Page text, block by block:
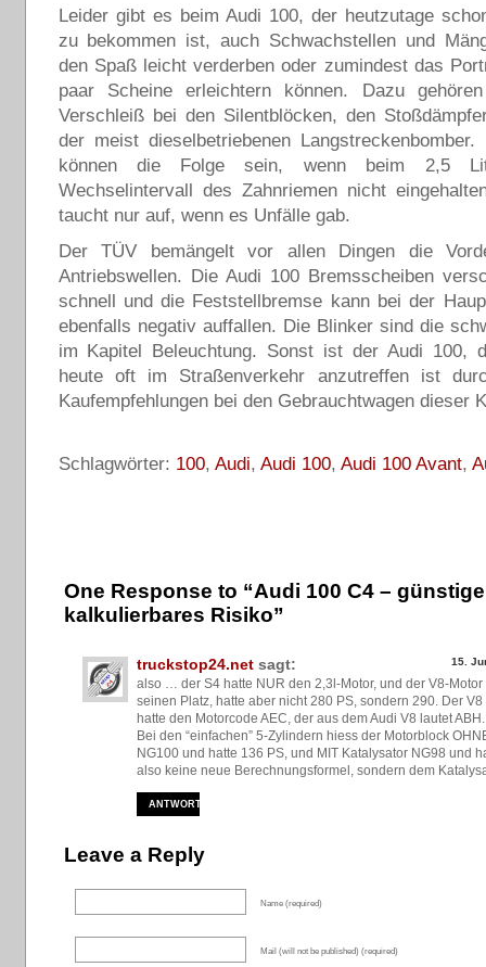
Leider gibt es beim Audi 100, der heutzutage
zu bekommen ist, auch Schwachstellen und
den Spaß leicht verderben oder zumindest das
paar Scheine erleichtern können. Dazu
Verschleiß bei den Silentblöcken, den
der meist dieselbetriebenen Langstreckenbomber.
können die Folge sein, wenn beim 2,5
Wechselintervall des Zahnriemen nicht
taucht nur auf, wenn es Unfälle gab.
Der TÜV bemängelt vor allen Dingen die
Antriebswellen. Die Audi 100 Bremsscheiben
schnell und die Feststellbremse kann bei der
ebenfalls negativ auffallen. Die Blinker sind die
im Kapitel Beleuchtung. Sonst ist der Audi 100,
heute oft im Straßenverkehr anzutreffen ist
Kaufempfehlungen bei den Gebrauchtwagen dieser
Schlagwörter: 100, Audi, Audi 100, Audi 100 Avant,
One Response to “Audi 100 C4 –
kalkulierbares Risiko”
truckstop24.net sagt: 15.
also … der S4 hatte NUR den 2,3l-Motor, und der V8-Motor
seinen Platz, hatte aber nicht 280 PS, sondern 290. Der V8
hatte den Motorcode AEC, der aus dem Audi V8 lautet ABH.
Bei den “einfachen” 5-Zylindern hiess der Motorblock
NG100 und hatte 136 PS, und MIT Katalysator NG98 und
also keine neue Berechnungsformel, sondern dem
ANTWORTEN
Leave a Reply
Name (required)
Mail (will not be published) (required)